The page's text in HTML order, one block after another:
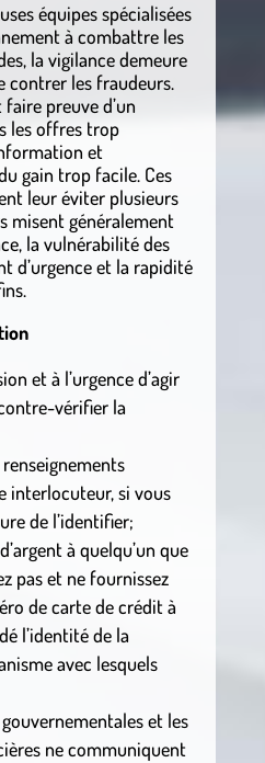
équipes spécialisées
à combattre les
la vigilance demeure
contrer les fraudeurs.
preuve d’un
les offres trop
et
gain trop facile. Ces
leur éviter plusieurs
misent généralement
la vulnérabilité des
d’urgence et la rapidité
et à l’urgence d’agir
vérifier la
interlocuteur, si vous
de l’identifier;
à quelqu’un que
pas et ne fournissez
de carte de crédit à
l’identité de la
avec lesquels
et les
ne communiquent